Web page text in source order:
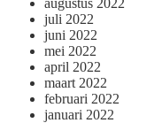
juli 2022
juni 2022
mei 2022
april 2022
maart 2022
februari 2022
januari 2022